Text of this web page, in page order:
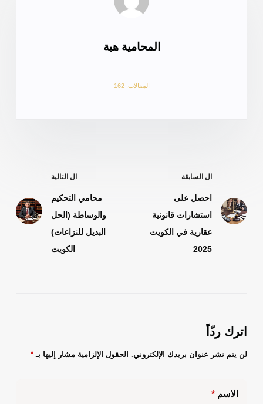
المحامية هبة
المقالات: 162
الالسابقة
احصل على
استشارات قانونية
عقارية في الكويت
2025
ال التالية
محامي التحكيم
والوساطة (الحل
البديل للنزاعات)
الكويت
اترك ردّاً
لن يتم نشر عنوان بريدك الإلكتروني. الحقول الإلزامية مشار إليها بـ *
الاسم *